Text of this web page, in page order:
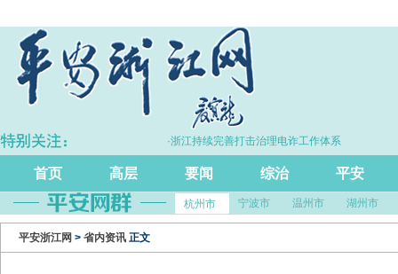
长5.7% ·浙江持续完善打击治理电诈工作体系
首页 高层 要闻 综治 平安
杭州市 宁波市 温州市 湖州市
平安浙江网 > 省内资讯 正文